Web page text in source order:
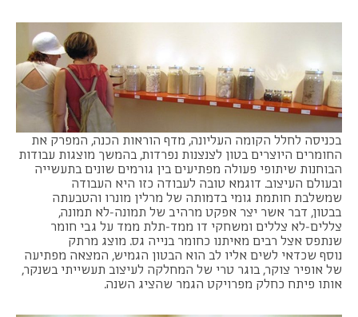
בכניסה לחלל הקומה העליונה, מדף הוראות הכנה, המפרק את
החומרים היוצרים בטון לצנצנות נפרדות, בהמשך מוצגות עבודות
הבוחנות שיתופי פעולה מפתיעים בין גורמים שונים בתעשייה
ובעולם העיצוב. דוגמא טובה לעבודה כזו היא העבודה
שמשלבת חותמת גומי בדמותה של מרלין מונרו והטבעתה
בבטון, דבר אשר יצר אפקט מרהיב של תמונה-לא תמונה,
צללים-לא צללים ומשחקי דו ממד-תלת ממד על גבי חומר
שנתפס אצל רבים מאיתנו כחומר בנייה גס. מוצג מרתק
נוסף שכדאי לשים אליו לב הוא הבטון הגמיש, המצאה מפתיעה
של אופיר צוקר, בוגר טרי של המחלקה לעיצוב תעשייתי בשנקר,
אותו פיתח כחלק מפרויקט הגמר שהציג השנה.